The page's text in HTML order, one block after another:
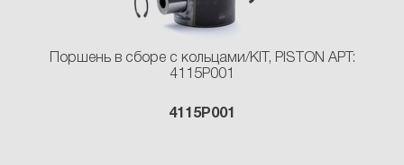
Поршень в сборе с кольцами/KIT, PISTON АРТ:
4115P001
4115P001